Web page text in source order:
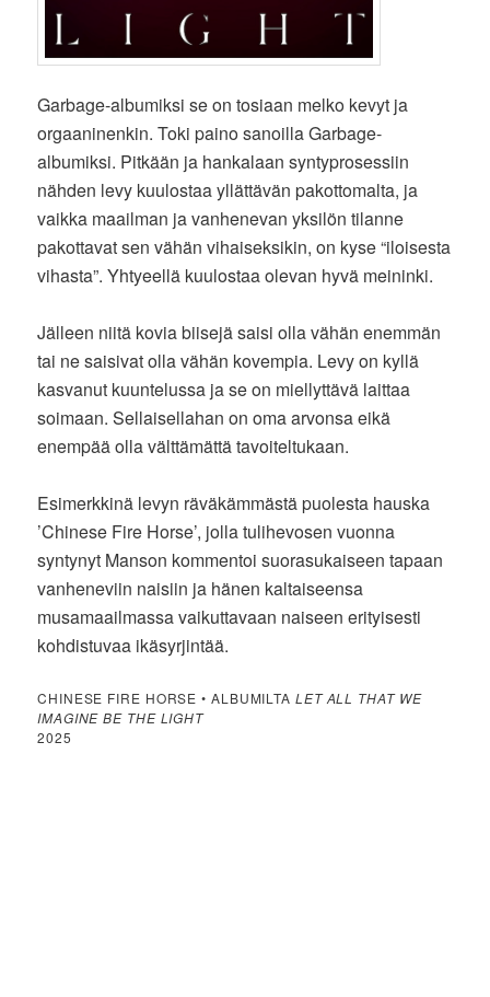
Garbage-albumiksi se on tosiaan melko kevyt ja
orgaaninenkin. Toki paino sanoilla Garbage-
albumiksi. Pitkään ja hankalaan syntyprosessiin
nähden levy kuulostaa yllättävän pakottomalta, ja
vaikka maailman ja vanhenevan yksilön tilanne
pakottavat sen vähän vihaiseksikin, on kyse “iloisesta
vihasta”. Yhtyeellä kuulostaa olevan hyvä meininki.
Jälleen niitä kovia biisejä saisi olla vähän enemmän
tai ne saisivat olla vähän kovempia. Levy on kyllä
kasvanut kuuntelussa ja se on miellyttävä laittaa
soimaan. Sellaisellahan on oma arvonsa eikä
enempää olla välttämättä tavoiteltukaan.
Esimerkkinä levyn räväkämmästä puolesta hauska
’Chinese Fire Horse’, jolla tulihevosen vuonna
syntynyt Manson kommentoi suorasukaiseen tapaan
vanheneviin naisiin ja hänen kaltaiseensa
musamaailmassa vaikuttavaan naiseen erityisesti
kohdistuvaa ikäsyrjintää.
CHINESE FIRE HORSE • ALBUMILTA LET ALL THAT WE
IMAGINE BE THE LIGHT
2025